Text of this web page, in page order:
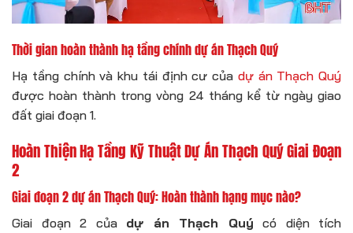
Thời gian hoàn thành hạ tầng chính dự án Thạch Quý
Hạ tầng chính và khu tái định cư của dự án Thạch Quý
được hoàn thành trong vòng 24 tháng kể từ ngày giao
đất giai đoạn 1.
Hoàn Thiện Hạ Tầng Kỹ Thuật Dự Án Thạch Quý Giai Đoạn
2
Giai đoạn 2 dự án Thạch Quý: Hoàn thành hạng mục nào?
Giai đoạn 2 của dự án Thạch Quý có diện tích